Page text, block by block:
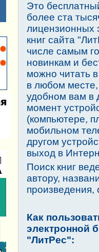
Это
более ста
лицензионных
книг сайта
числе самым
новинкам и
можно читать
в любом
удобном вам в
момент
(компьютере,
мобильном
другом
выход в
Поиск книг
автору,
произведения,
Как
электронной
"ЛитРес":